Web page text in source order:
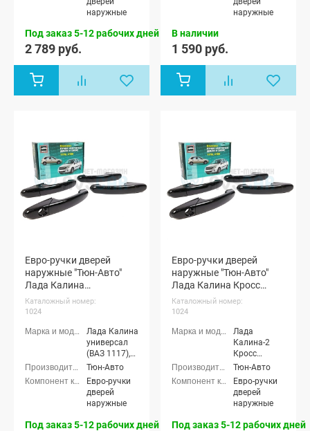
универсал,
Лада Гранта
ФЛ лифтбек,
Лада Гранта
наружные
Под заказ 5-12 рабочих дней
2 789 руб.
Калина
хэтчбек (ВАЗ
Калина-2
универсал
(ВАЗ 2194),
2190), Лада
Гранта
лифтбек
Лада Гранта
ФЛ
универсал,
ФЛ лифтбек,
ФЛ Кросс
универсал,
Datsun On-
Do, Datsun
Mi-Do
наружные
В наличии
1 590 руб.
Евро-ручки дверей
наружные "Тюн-Авто"
Лада Калина
(окрашенные)
Каталожный номер:
1024
Лада Калина
универсал
(ВАЗ 1117),
Лада Калина
седан (ВАЗ
1118), Лада
Калина
хэтчбек (ВАЗ
1119)
Тюн-Авто
Евро-ручки
дверей
наружные
Под заказ 5-12 рабочих дней
Евро-ручки дверей
наружные "Тюн-Авто"
Лада Калина Кросс
(окрашенные)
Каталожный номер:
1024
Лада
Калина-2
Кросс
универсал
Тюн-Авто
Евро-ручки
дверей
наружные
Под заказ 5-12 рабочих дней